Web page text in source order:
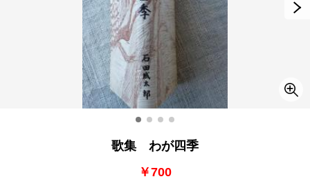
歌集 わが四季
￥700